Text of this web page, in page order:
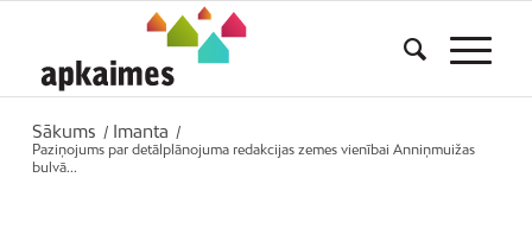
Sākums / Imanta
/
Paziņojums par detālplānojuma redakcijas zemes vienībai Anniņmuižas
bulvā...